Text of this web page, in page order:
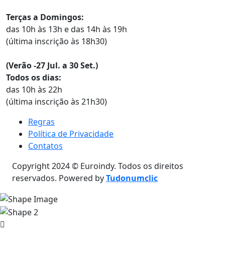
Terças a Domingos:
das 10h às 13h e das 14h às 19h
(última inscrição às 18h30)
(Verão -27 Jul. a 30 Set.)
Todos os dias:
das 10h às 22h
(última inscrição às 21h30)
Regras
Política de Privacidade
Contatos
Copyright 2024 © Euroindy. Todos os direitos
reservados. Powered byTudonumclic